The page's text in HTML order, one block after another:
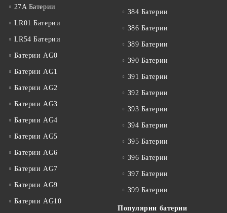
27A Батерии
LR01 Батерии
LR54 Батерии
Батерии AG0
Батерии AG1
Батерии AG2
Батерии AG3
Батерии AG4
Батерии AG5
Батерии AG6
Батерии AG7
Батерии AG9
Батерии AG10
384 Батерии
386 Батерии
389 Батерии
390 Батерии
391 Батерии
392 Батерии
393 Батерии
394 Батерии
395 Батерии
396 Батерии
397 Батерии
399 Батерии
Популярни батерии